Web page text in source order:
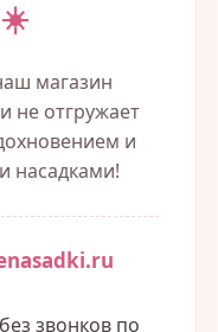
☀️
магазин
не отгружает
и
насадками!
звонков по